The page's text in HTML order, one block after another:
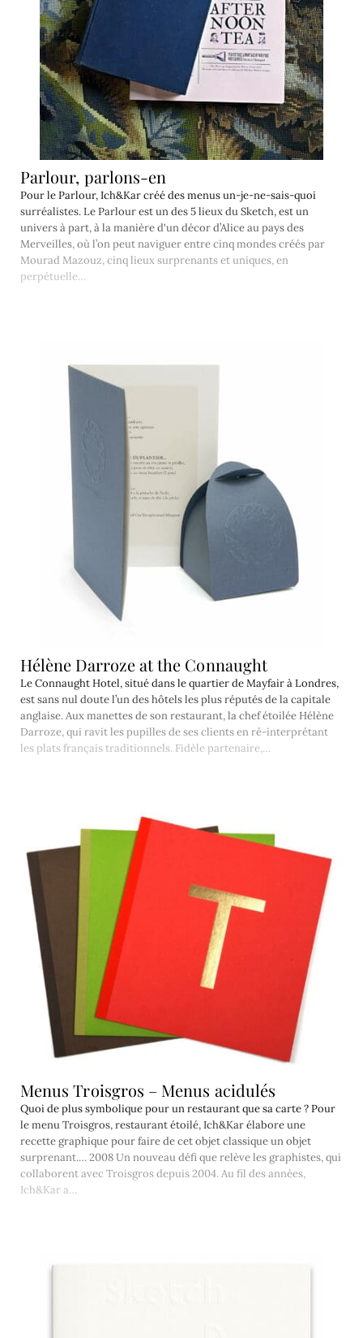
Parlour, parlons-en
Pour le Parlour, Ich&Kar créé des menus un-je-ne-sais-quoi
surréalistes. Le Parlour est un des 5 lieux du Sketch, est un
univers à part, à la manière d'un décor d’Alice au pays des
Merveilles, où l’on peut naviguer entre cinq mondes créés par
Mourad Mazouz, cinq lieux surprenants et uniques, en
perpétuelle…
Hélène Darroze at the Connaught
Le Connaught Hotel, situé dans le quartier de Mayfair à Londres,
est sans nul doute l’un des hôtels les plus réputés de la capitale
anglaise. Aux manettes de son restaurant, la chef étoilée Hélène
Darroze, qui ravit les pupilles de ses clients en ré-interprétant
les plats français traditionnels. Fidèle partenaire,…
Menus Troisgros – Menus acidulés
Quoi de plus symbolique pour un restaurant que sa carte ? Pour
le menu Troisgros, restaurant étoilé, Ich&Kar élabore une
recette graphique pour faire de cet objet classique un objet
surprenant.… 2008 Un nouveau défi que relève les graphistes, qui
collaborent avec Troisgros depuis 2004. Au fil des années,
Ich&Kar a…